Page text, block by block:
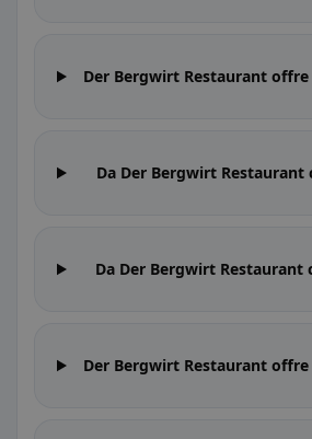
Der Bergwirt Restaurant
Da Der Bergwirt Restaurant
Da Der Bergwirt Restaurant
Der Bergwirt Restaurant offre